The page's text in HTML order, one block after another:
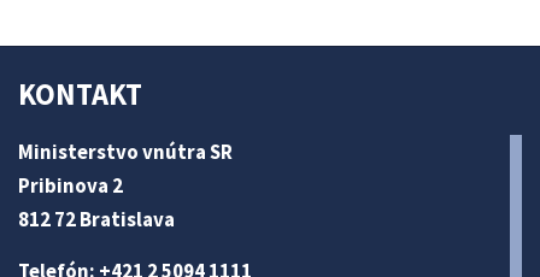
KONTAKT
Ministerstvo vnútra SR
Pribinova 2
812 72 Bratislava
Telefón: +421 2 5094 1111